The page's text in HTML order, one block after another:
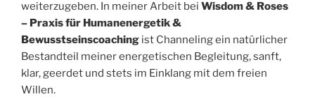
weiterzugeben. In meiner Arbeit bei Wisdom & Roses
– Praxis für Humanenergetik &
Bewusstseinscoaching ist Channeling ein natürlicher
Bestandteil meiner energetischen Begleitung, sanft,
klar, geerdet und stets im Einklang mit dem freien
Willen.